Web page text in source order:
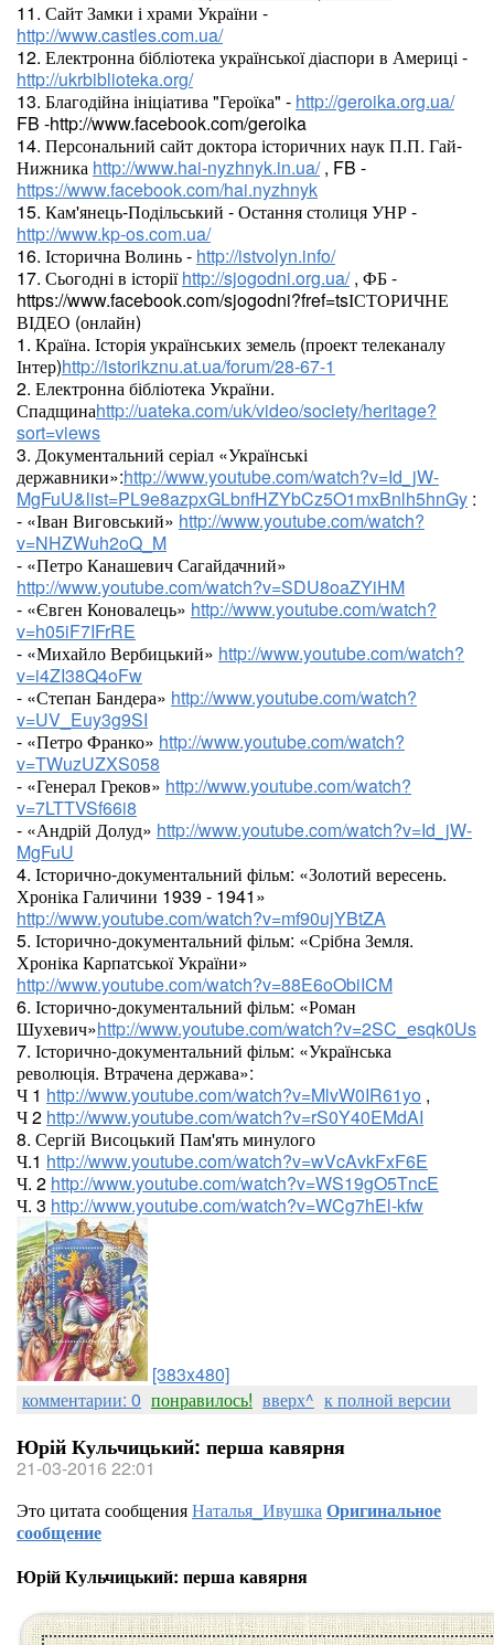
11. Сайт Замки і храми України -
http://www.castles.com.ua/
12. Електронна бібліотека української діаспори в Америці -
http://ukrbiblioteka.org/
13. Благодійна ініціатива "Героїка" - http://geroika.org.ua/
FB -http://www.facebook.com/geroika
14. Персональний сайт доктора історичних наук П.П. Гай-
Нижника http://www.hai-nyzhnyk.in.ua/, FB -
https://www.facebook.com/hai.nyzhnyk
15. Кам'янець-Подільський - Остання столиця УНР -
http://www.kp-os.com.ua/
16. Історична Волинь - http://istvolyn.info/
17. Сьогодні в історіїhttp://sjogodni.org.ua/, ФБ -
https://www.facebook.com/sjogodni?fref=tsІСТОРИЧНЕ
ВІДЕО (онлайн)
1. Країна. Історія українських земель (проект телеканалу
Інтер)http://istorikznu.at.ua/forum/28-67-1
2. Електронна бібліотека України.
Спадщинаhttp://uateka.com/uk/video/society/heritage?
sort=views
3. Документальний серіал «Українські
державники»:http://www.youtube.com/watch?v=Id_jW-
MgFuU&list=PL9e8azpxGLbnfHZYbCz5O1mxBnlh5hnGy :
- «Іван Виговський» http://www.youtube.com/watch?
v=NHZWuh2oQ_M
- «Петро Канашевич Сагайдачний»
http://www.youtube.com/watch?v=SDU8oaZYiHM
- «Євген Коновалець» http://www.youtube.com/watch?
v=h05iF7IFrRE
- «Михайло Вербицький» http://www.youtube.com/watch?
v=i4ZI38Q4oFw
- «Степан Бандера» http://www.youtube.com/watch?
v=UV_Euy3g9SI
- «Петро Франко» http://www.youtube.com/watch?
v=TWuzUZXS058
- «Генерал Греков» http://www.youtube.com/watch?
v=7LTTVSf66i8
- «Андрій Долуд» http://www.youtube.com/watch?v=Id_jW-
MgFuU
4. Історично-документальний фільм: «Золотий вересень.
Хроніка Галичини 1939 - 1941»
http://www.youtube.com/watch?v=mf90ujYBtZA
5. Історично-документальний фільм: «Срібна Земля.
Хроніка Карпатської України»
http://www.youtube.com/watch?v=88E6oObiICM
6. Історично-документальний фільм: «Роман
Шухевич»http://www.youtube.com/watch?v=2SC_esqk0Us
7. Історично-документальний фільм: «Українська
революція. Втрачена держава»:
Ч 1 http://www.youtube.com/watch?v=MlvW0IR61yo ,
Ч 2 http://www.youtube.com/watch?v=rS0Y40EMdAI
8. Сергій Висоцький Пам'ять минулого
Ч.1 http://www.youtube.com/watch?v=wVcAvkFxF6E
Ч. 2 http://www.youtube.com/watch?v=WS19gO5TncE
Ч. 3 http://www.youtube.com/watch?v=WCg7hEl-kfw
[383x480]
комментарии: 0 понравилось! вверх^ к полной версии
Юрій Кульчицький: перша кавярня
21-03-2016 22:01
Это цитата сообщенияНаталья_ИвушкаОригинальное
сообщение
Юрій Кульчицький: перша кавярня